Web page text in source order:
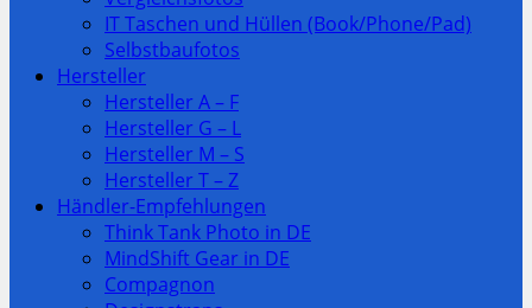
IT Taschen und Hüllen (Book/Phone/Pad)
Selbstbaufotos
Hersteller
Hersteller A – F
Hersteller G – L
Hersteller M – S
Hersteller T – Z
Händler-Empfehlungen
Think Tank Photo in DE
MindShift Gear in DE
Compagnon